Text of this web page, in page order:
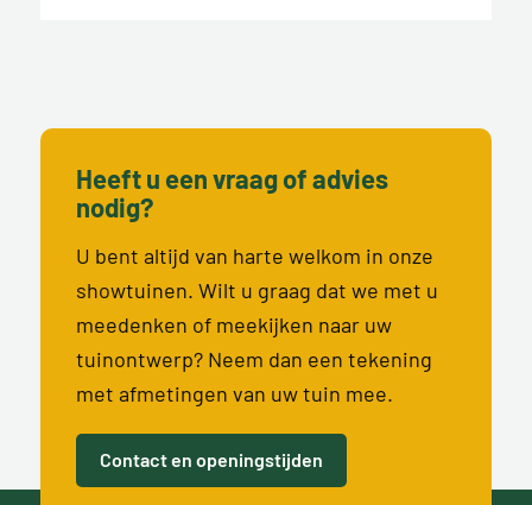
Heeft u een vraag of advies
nodig?
U bent altijd van harte welkom in onze
showtuinen. Wilt u graag dat we met u
meedenken of meekijken naar uw
tuinontwerp? Neem dan een tekening
met afmetingen van uw tuin mee.
Contact en openingstijden